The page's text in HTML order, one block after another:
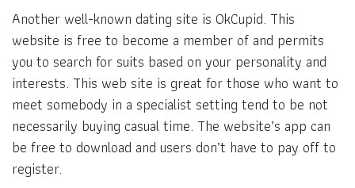
Another well-known dating site is OkCupid. This
website is free to become a member of and permits
you to search for suits based on your personality and
interests. This web site is great for those who want to
meet somebody in a specialist setting tend to be not
necessarily buying casual time. The website’s app can
be free to download and users don’t have to pay off to
register.